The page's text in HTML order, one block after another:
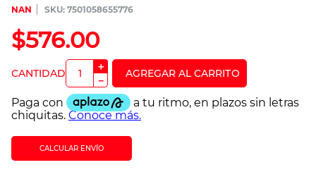
NAN :7501058655776
$576.00
＋
－
CALCULAR ENVÍO